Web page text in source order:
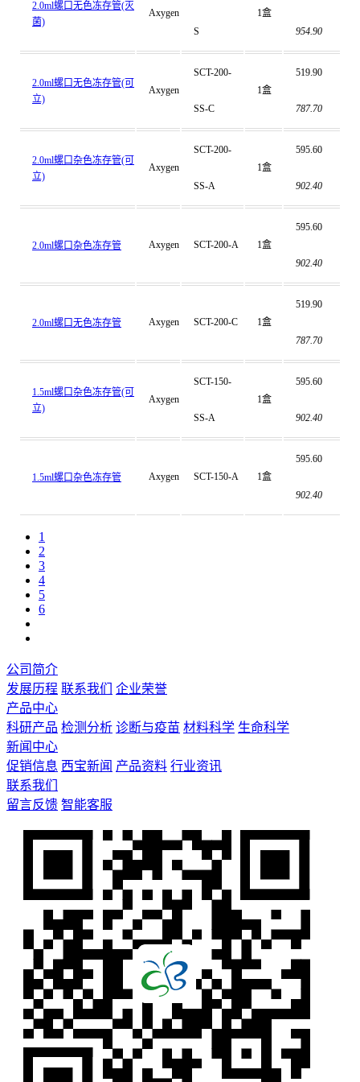
2.0ml螺口无色冻存管(灭
菌)
Axygen
S
1盒
954.90
2.0ml螺口无色冻存管(可
立)
Axygen
SCT-200-
SS-C
1盒
519.90
787.70
2.0ml螺口杂色冻存管(可
立)
Axygen
SCT-200-
SS-A
1盒
595.60
902.40
2.0ml螺口杂色冻存管 Axygen SCT-200-A 1盒
595.60
902.40
2.0ml螺口无色冻存管 Axygen SCT-200-C 1盒
519.90
787.70
1.5ml螺口杂色冻存管(可
立)
Axygen
SCT-150-
SS-A
1盒
595.60
902.40
1.5ml螺口杂色冻存管 Axygen SCT-150-A 1盒
595.60
902.40
1
2
3
4
5
6
公司简介
发展历程 联系我们
企业荣誉
产品中心
科研产品 检测分析 诊断与疫苗 材料科学 生命科学
新闻中心
促销信息 西宝新闻 产品资料 行业资讯
联系我们
留言反馈 智能客服